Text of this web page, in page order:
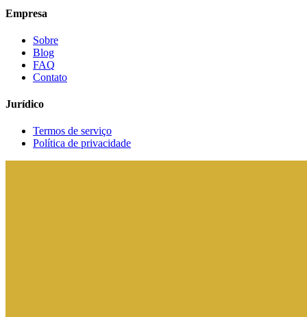
Empresa
Sobre
Blog
FAQ
Contato
Jurídico
Termos de serviço
Política de privacidade